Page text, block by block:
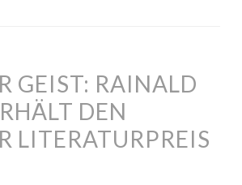
GEIST: RAINALD
DEN
LITERATURPREIS